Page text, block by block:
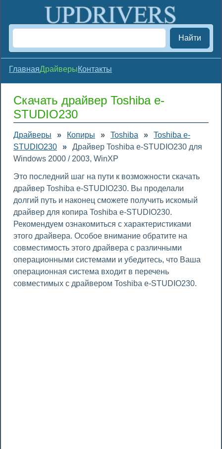
Найти
ГлавнаяДрайверыКонтакты
Скачать драйвер Toshiba e-
STUDIO230
Драйверы » Копиры » Toshiba »
Toshiba e-
STUDIO230
»
Драйвер Toshiba e-STUDIO230 для
Windows 2000 / 2003, WinXP
Это последний шаг на пути к возможности скачать
драйвер Toshiba e-STUDIO230. Вы проделали
долгий путь и наконец сможете получить искомый
драйвер для копира Toshiba e-STUDIO230.
Рекомендуем ознакомиться с характеристиками
этого драйвера. Особое внимание обратите на
совместимость этого драйвера с различными
операционными системами и убедитесь, что Ваша
операционная система входит в перечень
совместимых с драйвером Toshiba e-STUDIO230.